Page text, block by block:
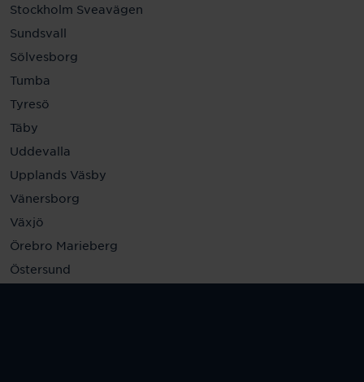
Stockholm Sveavägen
Sundsvall
Sölvesborg
Tumba
Tyresö
Täby
Uddevalla
Upplands Väsby
Vänersborg
Växjö
Örebro Marieberg
Östersund